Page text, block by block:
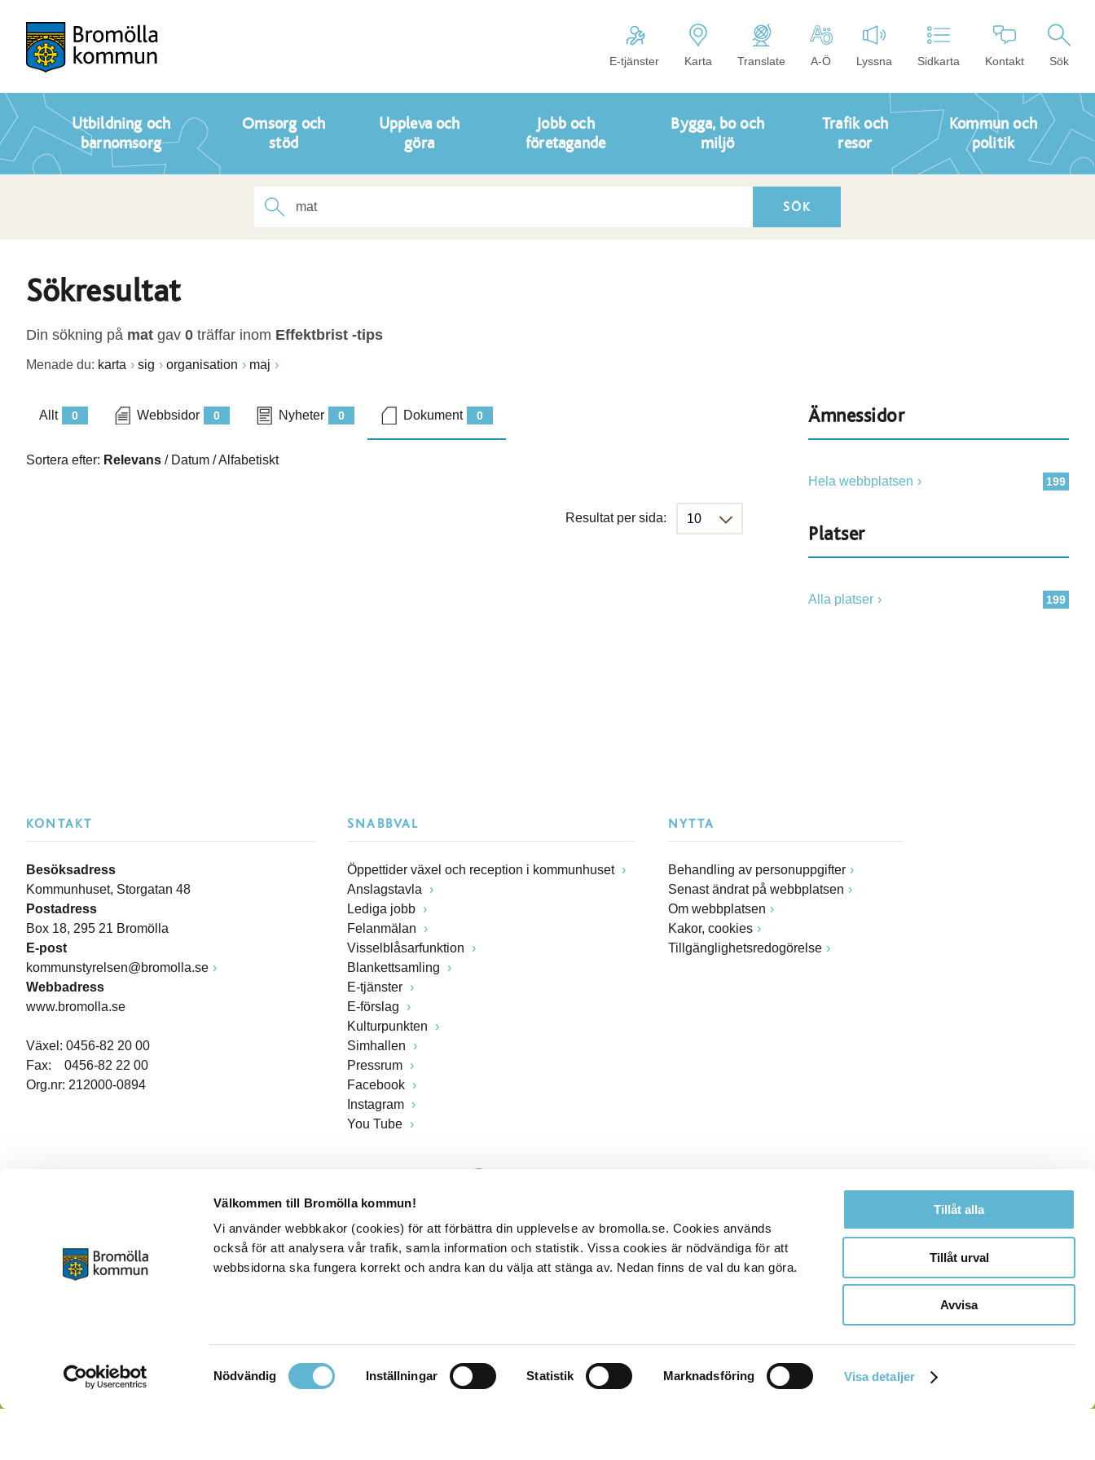
Välkommen till Bromölla kommun!
Vi använder webbkakor (cookies) för att förbättra din upplevelse av bromolla.se. Cookies används
också för att analysera vår trafik, samla information och statistik. Vissa cookies är nödvändiga för att
webbsidorna ska fungera korrekt och andra kan du välja att stänga av. Nedan finns de val du kan göra.
Samtyckesval
Nödvändig Inställningar Statistik Marknadsföring Visa detaljer
Tillåt alla
Tillåt urval
Avvisa
E-tjänster Karta Translate A-Ö Lyssna Sidkarta Kontakt Sök
Utbildning och
barnomsorg
Omsorg och
stöd
Uppleva och
göra
Jobb och
företagande
Bygga, bo och
miljö
Trafik och
resor
Kommun och
politik
Sökresultat
Din sökning på mat gav 0 träffar inom Effektbrist -tips
Menade du: karta sig organisation maj
0
Allt 0
Webbsidor 0
Nyheter 0
Dokument
Sortera efter: Relevans / Datum /Alfabetiskt
Resultat per sida:
Ämnessidor
199
Hela webbplatsen
Platser
199
Alla platser
KONTAKT
Besöksadress
Kommunhuset, Storgatan 48
Postadress
Box 18, 295 21 Bromölla
E-post
kommunstyrelsen@bromolla.se
Webbadress
www.bromolla.se
Växel: 0456-82 20 00
Fax: 0456-82 22 00
Org.nr: 212000-0894
SNABBVAL
Öppettider växel och reception i kommunhuset
Anslagstavla
Lediga jobb
Felanmälan
Visselblåsarfunktion
Blankettsamling
E-tjänster
E-förslag
Kulturpunkten
Simhallen
Pressrum
Facebook
Instagram
You Tube
NYTTA
Behandling av personuppgifter
Senast ändrat på webbplatsen
Om webbplatsen
Kakor, cookies
Tillgänglighetsredogörelse